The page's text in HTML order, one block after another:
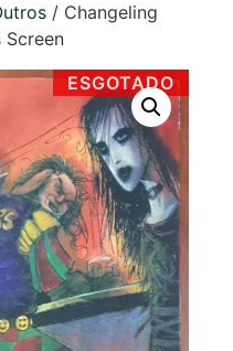
/ Changeling
Screen
ESGOTADO